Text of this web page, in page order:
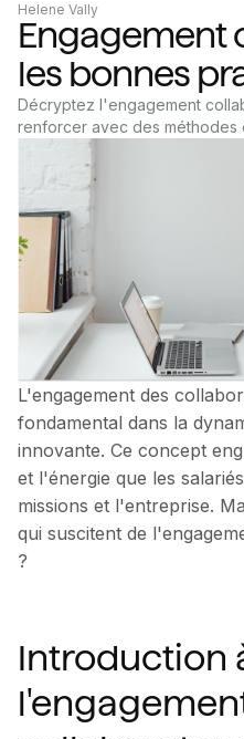
Helene Vally
Engagement
les bonnes
Décryptez l'engagement
renforcer avec des méthodes
L'engagement des
fondamental dans la
innovante. Ce concept
et l'énergie que les
missions et l'entreprise.
qui suscitent de
?
Introduction